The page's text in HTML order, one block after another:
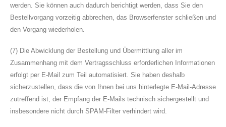
werden. Sie können auch dadurch berichtigt werden, dass Sie den
Bestellvorgang vorzeitig abbrechen, das Browserfenster schließen und
den Vorgang wiederholen.
(7) Die Abwicklung der Bestellung und Übermittlung aller im
Zusammenhang mit dem Vertragsschluss erforderlichen Informationen
erfolgt per E-Mail zum Teil automatisiert. Sie haben deshalb
sicherzustellen, dass die von Ihnen bei uns hinterlegte E-Mail-Adresse
zutreffend ist, der Empfang der E-Mails technisch sichergestellt und
insbesondere nicht durch SPAM-Filter verhindert wird.